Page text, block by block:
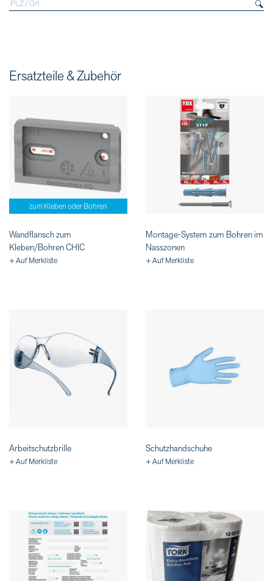
Ersatzteile & Zubehör
zum Kleben oder Bohren
Wandflansch zum
Kleben/Bohren CHIC
+ Auf Merkliste
Montage-System zum Bohren im
Nasszonen
+ Auf Merkliste
Arbeitschutzbrille
+ Auf Merkliste
Schutzhandschuhe
+ Auf Merkliste